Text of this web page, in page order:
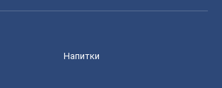
Напитки